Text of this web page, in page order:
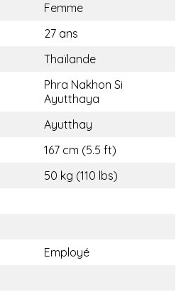
Femme
27 ans
Thaïlande
Phra Nakhon Si
Ayutthaya
Ayutthay
167 cm (5.5 ft)
50 kg (110 lbs)
Employé